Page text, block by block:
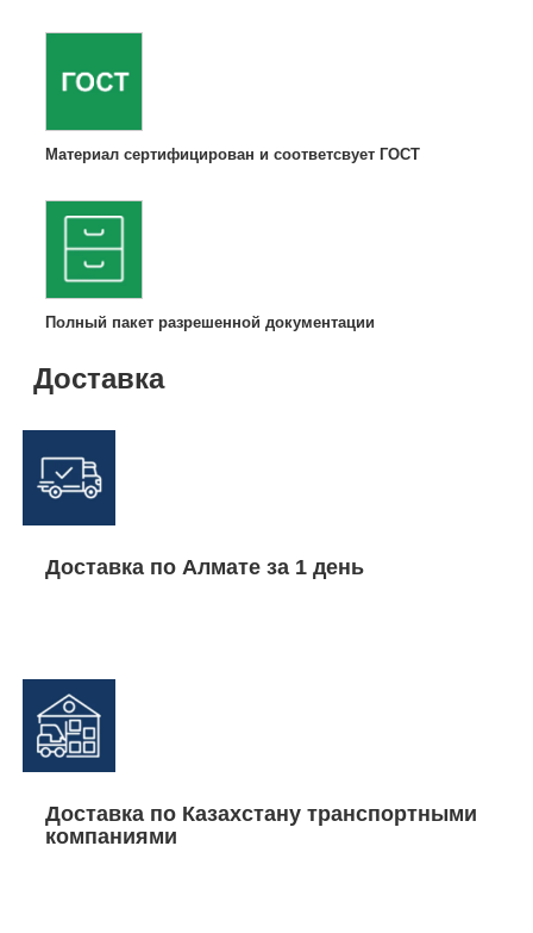
Материал сертифицирован и соответсвует ГОСТ
Полный пакет разрешенной документации
Доставка
Доставка по Алмате за 1 день
Доставка по Казахстану транспортными
компаниями